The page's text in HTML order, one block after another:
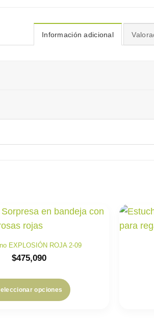
Información adicional
EXPLOSIÓN ROJA 2-09
$475,090
opciones